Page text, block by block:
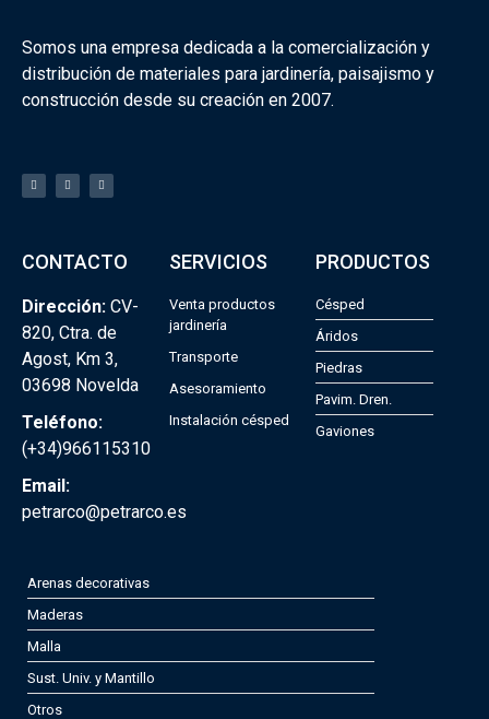
Somos una empresa dedicada a la comercialización y
distribución de materiales para jardinería, paisajismo y
construcción desde su creación en 2007.
CONTACTO
Dirección: CV-
820, Ctra. de
Agost, Km 3,
03698 Novelda
Teléfono:
(+34)966115310
Email:
petrarco@petrarco.es
SERVICIOS
Venta productos
jardinería
Transporte
Asesoramiento
Instalación césped
PRODUCTOS
Césped
Áridos
Piedras
Pavim. Dren.
Gaviones
Arenas decorativas
Maderas
Malla
Sust. Univ. y Mantillo
Otros